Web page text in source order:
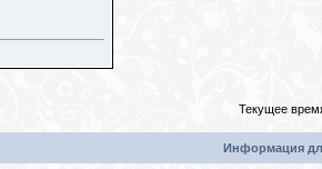
Текущее
Информация